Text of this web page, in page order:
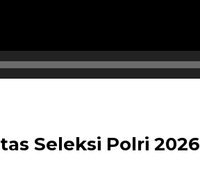
Seleksi Polri 2026